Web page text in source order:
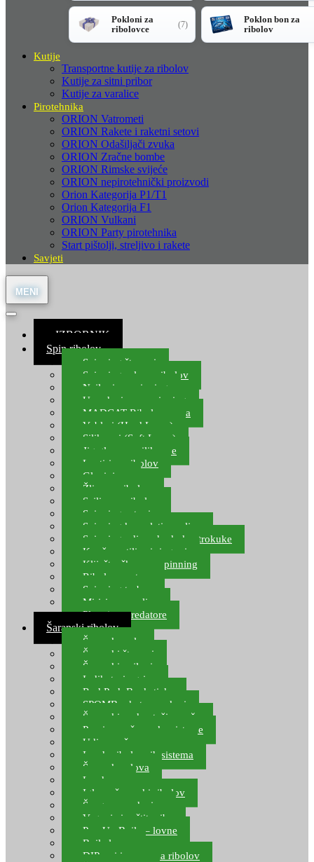
Pokloni za
ribolovce
(7)
Poklon bon za
ribolov
Kutije
Transportne kutije za ribolov
Kutije za sitni pribor
Kutije za varalice
Pirotehnika
ORION Vatrometi
ORION Rakete i raketni setovi
ORION Odašiljači zvuka
ORION Zračne bombe
ORION Rimske svijeće
ORION nepirotehnički proizvodi
Orion Kategorija P1/T1
Orion Kategorija F1
ORION Vulkani
ORION Party pirotehnika
Start pištolji, streljivo i rakete
Savjeti
≡ IZBORNIK
Spin ribolov
Spinning štapovi
Spinning role za ribolov
Najloni za spinning
Upredenice za spinning
MADCAT Ribolov soma
Vobleri (Hard Lures)
Silikonci (Soft Lures)
Jig glave za silikonce
Leptiri za ribolov
Glavinjare
Žlice za ribolov
Sajlice za ribolov
Spinning setovi
Spinning kompleti varalica
Spinning udice, dvokuke, trokuke
Kopče, vrtilice i ringovi
Kliješta, škare za spinning
Ribolov pastrve
Spinning torbe
Mirisi za varalice
Plovci za predatore
Šaranski ribolov
Šaranske role
Šaranski štapovi
Šaranski najloni
Indikatori ugriza
Rod Pod, Banksticks
SPOMB rakete, markeri
Šaranski podmetači, mreže
Pernice za šaranske sisteme
Udice za šarana, amura
Izrada ribolovnih sistema
Šaranska olova
Leadcore
Igle za šaranski ribolov
Špage, upredenice
Vaganje i zaštita ribe
Pop Up Boile – lovne
Boile lovne
DIP-ovi i arome za ribolov